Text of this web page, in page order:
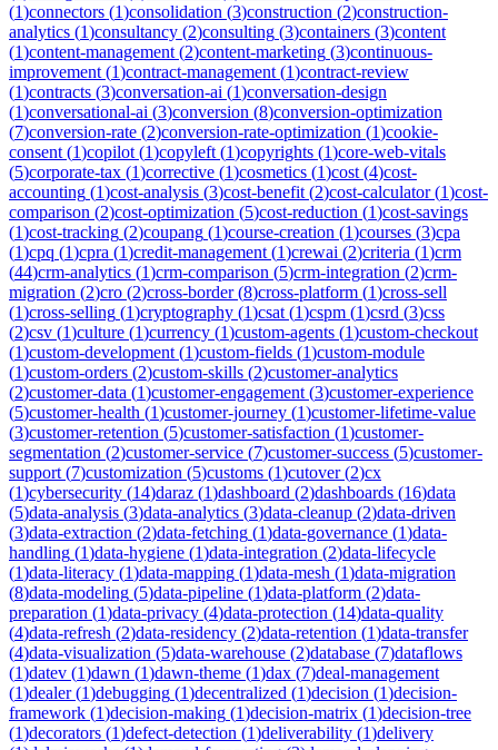
(1)connectors (1)consolidation (3)construction (2)construction-
analytics (1)consultancy (2)consulting (3)containers (3)content
(1)content-management (2)content-marketing (3)continuous-
improvement (1)contract-management (1)contract-review
(1)contracts (3)conversation-ai (1)conversation-design
(1)conversational-ai (3)conversion (8)conversion-optimization
(7)conversion-rate (2)conversion-rate-optimization (1)cookie-
consent (1)copilot (1)copyleft (1)copyrights (1)core-web-vitals
(5)corporate-tax (1)corrective (1)cosmetics (1)cost (4)cost-
accounting (1)cost-analysis (3)cost-benefit (2)cost-calculator(1)cost-
comparison (2)cost-optimization (5)cost-reduction (1)cost-savings
(1)cost-tracking (2)coupang (1)course-creation (1)courses (3)cpa
(1)cpq (1)cpra (1)credit-management (1)crewai (2)criteria (1)crm
(44)crm-analytics (1)crm-comparison (5)crm-integration (2)crm-
migration (2)cro (2)cross-border(8)cross-platform (1)cross-sell
(1)cross-selling (1)cryptography (1)csat (1)cspm (1)csrd (3)css
(2)csv (1)culture (1)currency (1)custom-agents (1)custom-checkout
(1)custom-development (1)custom-fields (1)custom-module
(1)custom-orders (2)custom-skills (2)customer-analytics
(2)customer-data (1)customer-engagement (3)customer-experience
(5)customer-health (1)customer-journey (1)customer-lifetime-value
(3)customer-retention (5)customer-satisfaction (1)customer-
segmentation (2)customer-service (7)customer-success (5)customer-
support (7)customization (5)customs (1)cutover(2)cx
(1)cybersecurity (14)daraz (1)dashboard (2)dashboards (16)data
(5)data-analysis (3)data-analytics (3)data-cleanup (2)data-driven
(3)data-extraction (2)data-fetching (1)data-governance (1)data-
handling (1)data-hygiene (1)data-integration (2)data-lifecycle
(1)data-literacy (1)data-mapping (1)data-mesh (1)data-migration
(8)data-modeling (5)data-pipeline (1)data-platform (2)data-
preparation (1)data-privacy (4)data-protection (14)data-quality
(4)data-refresh (2)data-residency (2)data-retention (1)data-transfer
(4)data-visualization (5)data-warehouse (2)database (7)dataflows
(1)datev (1)dawn (1)dawn-theme (1)dax (7)deal-management
(1)dealer(1)debugging (1)decentralized (1)decision (1)decision-
framework (1)decision-making (1)decision-matrix (1)decision-tree
(1)decorators (1)defect-detection (1)deliverability (1)delivery